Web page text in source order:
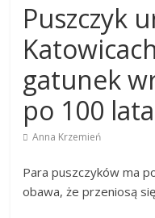
Puszczyk
gatunek
po 100
Anna Krzemień
Para puszczyków ma
obawa, że przeniosą